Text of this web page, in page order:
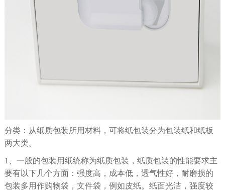
分类：从纸质包装所用材料，可将纸包装分为包装纸和纸板
两大类。
1、一般的包装用纸统称为纸质包装，纸质包装的性能要求主
要有以下几个方面：强度高，成本低，透气性好，耐磨损的
包装多用作购物袋，文件袋，例如皮纸。纸面光洁，强度较